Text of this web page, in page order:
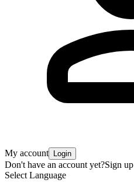
My account Login
Don't have an account yet?Sign up
Select Language